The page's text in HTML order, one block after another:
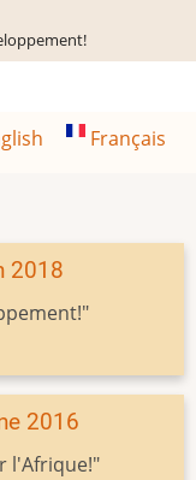
Français
2018
2016
l'Afrique!"